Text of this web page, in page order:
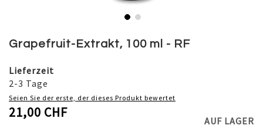
to
beginning
of
the
images
gallery
Grapefruit-Extrakt, 100 ml - RF
Lieferzeit
2-3 Tage
Seien Sie der erste, der dieses Produkt bewertet
21,00 CHF
AUF LAGER